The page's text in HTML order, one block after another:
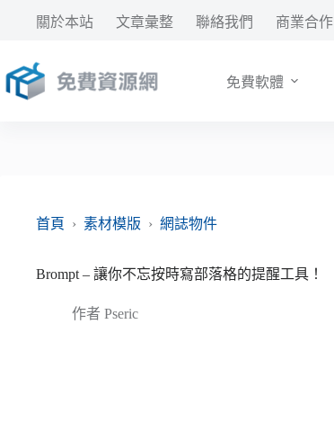
要
內
關於本站 文章彙整 聯絡我們 商業合作
免費軟體
首頁 › 素材模版 › 網誌物件
Brompt – 讓你不忘按時寫部落格的提醒工具！
作者 Pseric